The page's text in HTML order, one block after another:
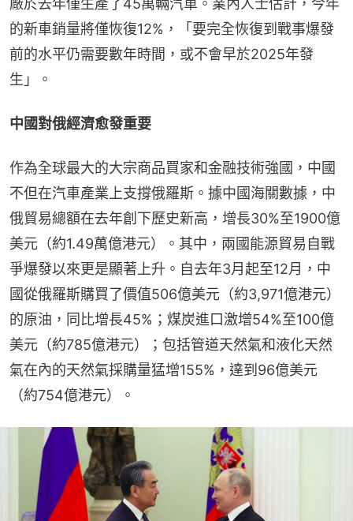
廠於去年僅生產了45萬輛汽車。業內人士估計，今年
的新車銷量將僅恢復12%，「要完全恢復到戰事爆發
前的水平仍需要數年時間，或不會早於2025年發
生」。
中國對俄經濟愈發重要
作為全球最大的大宗商品買家和金融技術強國，中國
不但在汽車產業上支撐俄羅斯。據中國海關數據，中
俄貿易總額在去年創下歷史新高，增長30%至1900億
美元（約1.49萬億港元）。其中，兩國能源貿易自戰
爭爆發以來更是顯著上升。自去年3月起至12月，中
國從俄羅斯購買了價值506億美元（約3,971億港元）
的原油，同比增長45%；煤炭進口激增54%至100億
美元（約785億港元）；包括管道天然氣和液化天然
氣在內的天然氣採購量猛增155%，達到96億美元
（約754億港元）。